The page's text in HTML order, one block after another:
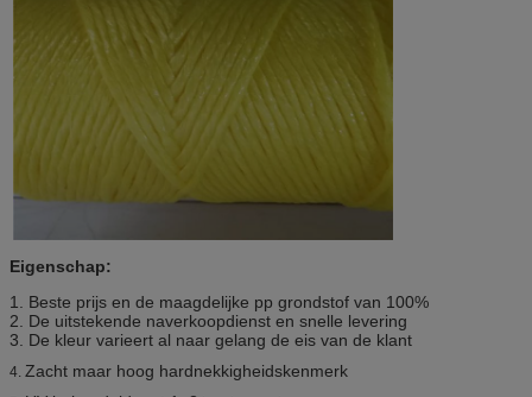
Eigenschap:
1. Beste prijs en de maagdelijke pp grondstof van 100%
2. De uitstekende naverkoopdienst en snelle levering
3. De kleur varieert al naar gelang de eis van de klant
4. Zacht maar hoog hardnekkigheidskenmerk